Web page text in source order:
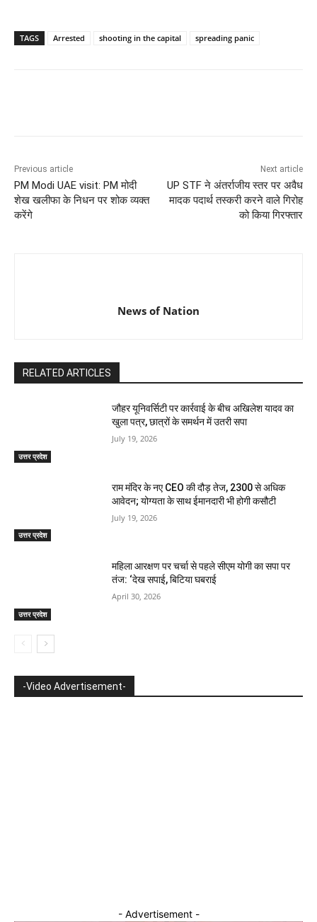
TAGS Arrested shooting in the capital spreading panic
Previous article
PM Modi UAE visit: PM मोदी
शेख खलीफा के निधन पर शोक व्यक्त
करेंगे
Next article
UP STF ने अंतर्राजीय स्तर पर अवैध
मादक पदार्थ तस्करी करने वाले गिरोह
को किया गिरफ्तार
News of Nation
RELATED ARTICLES
उत्तर प्रदेश
जौहर यूनिवर्सिटी पर कार्रवाई के बीच अखिलेश यादव का
खुला पत्र, छात्रों के समर्थन में उतरी सपा
July 19, 2026
उत्तर प्रदेश
राम मंदिर के नए CEO की दौड़ तेज, 2300 से अधिक
आवेदन; योग्यता के साथ ईमानदारी भी होगी कसौटी
July 19, 2026
उत्तर प्रदेश
महिला आरक्षण पर चर्चा से पहले सीएम योगी का सपा पर
तंज: ‘देख सपाई, बिटिया घबराई
April 30, 2026
-Video Advertisement-
- Advertisement -